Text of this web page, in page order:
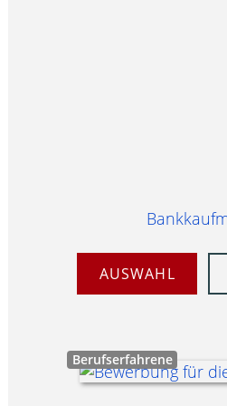
AUSWAHL
Berufserfahrene